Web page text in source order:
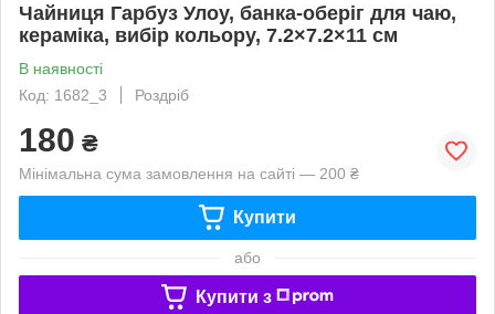
Чайниця Гарбуз Улоу, банка-оберіг для чаю,
кераміка, вибір кольору, 7.2×7.2×11 см
В наявності
Код: 1682_3
Роздріб
180 ₴
Мінімальна сума замовлення на сайті — 200 ₴
Купити
або
Купити з